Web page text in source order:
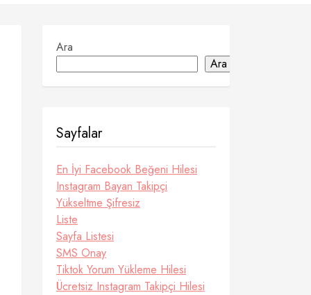
Ara
Ara
Sayfalar
En İyi Facebook Beğeni Hilesi
Instagram Bayan Takipçi
Yükseltme Şifresiz
Liste
Sayfa Listesi
SMS Onay
Tiktok Yorum Yükleme Hilesi
Ücretsiz Instagram Takipçi Hilesi